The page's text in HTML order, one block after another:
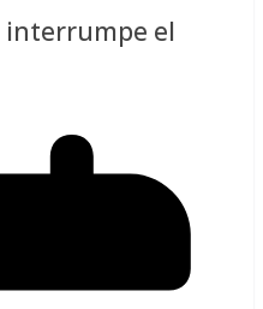
interrumpe el